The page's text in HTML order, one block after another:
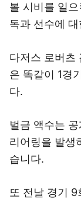
볼 시비를 일
독과 선수에
다저스 로버츠
은 똑같이 1경
다.
벌금 액수는
리어링을 발생
습니다.
또 전날 경기